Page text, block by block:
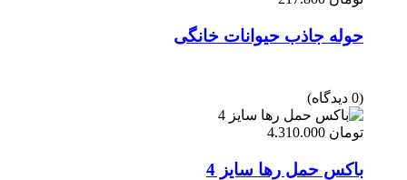
حوله جاذب حیوانات خانگی
(0 دیدگاه)
تومان
باکس حمل رها سایز 4